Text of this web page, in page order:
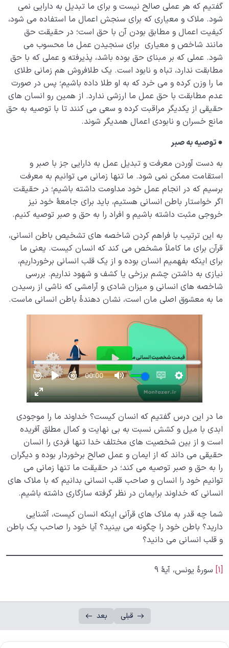
گفتیم که هر عملی صالح نیست و برای ما تبدیل به دارایی نمی
شود. ملاک و معیاری که برای سنجش اعمال ما استفاده می شود،
کیفیت اعمال و مطابق بودن آن با حق است؛ در حقیقت حق
مانند شاخص و معیاری برای سنجیدن عمل ما محسوب می
شود. عملی که بر مبنای حق بوده باشد، پذیرفته و عملی که با حق
مطابقت ندارد، تباه و نابود است. یک طلافروش هم زمانی طلای
ما را وزن کرده و می خرد که به او طلا داده باشیم؛ پس در صورت
عدم مطابقت با حق عمل ما ارزشی ندارد. از همین رو انسان های
حقیقی از یکدیگر مراقبت کرده و سعی می کنند تا با توصیه به حق
مانع خسران و نابودی اعمال همدیگر شوند.
●توصیه به صبر
به دست آوردن معرفت و تبدیل عمل به دارایی جز با صبر و
استقامت ممکن نمی شود. ما تنها زمانی می توانیم به معرفت
برسیم که در انجام عمل خود مداومت داشته باشیم؛ در حقیقت
اگر خواستار باطن انسانی هستیم، باید برای جامعۀ خود نیز
خروجی مثبت داشته باشیم و افراد را به حق و صبر توصیه کنیم.
به این ترتیب با فراهم کردن شاخصه های تشخیص باطن انسانی،
قرآن برای ما کاملاً مشخص می کند که انسان کیست. یعنی ما
برای اینکه بفهمیم انسان بوده و از یک قلب انسانی برخورداریم،
نیازی به داشتن چشم برزخی یا کشف و شهود نداریم. بررسی
شاخصه های انسانی و میزان شادی و آرامشی که ناشی از رسیدن
ما به معشوق اصلی مان است، نشان دهندۀ باطن انسانی ماست.
ما در این درس گفتیم که انسان کیست؟ خداوند ما را موجودی
ابدی با میل و کشش نسبت به بی نهایت و کمال مطلق آفریده
است و از بین شخصیت های مختلف خدا تنها فردی را انسان
حقیقی می داند که از ایمان و عمل صالح برخوردار بوده و دیگران
را به حق و صبر توصیه می کند؛ در حقیقت ما تنها زمانی می
توانیم خود را انسان و صاحب قلب انسانی بدانیم که با ملاک های
انسانی که خداوند برایمان در نظر گرفته سازگاری داشته باشیم.
شما چه قدر به ملاک های قرآنی اینکه انسان کیست، آشنایی
دارید؟ باطن خود را چگونه می بینید؟ آیا خود را صاحب یک باطن
و قلب انسانی می دانید؟
[1] سورۀ یونس، آیۀ 9
قبلی بعد